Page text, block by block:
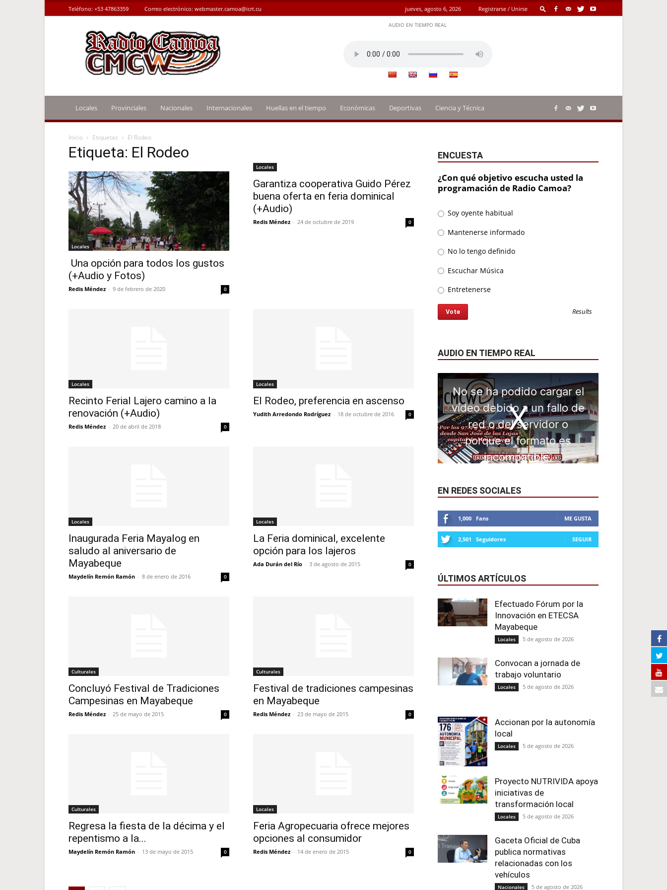
jueves, agosto 6, 2026 Registrarse / Unirse
Teléfono: +53 47863359 Correo electrónico: webmaster.camoa@icrt.cu
Radio
Camoa
AUDIO EN TIEMPO REAL
Locales Provinciales Nacionales Internacionales Huellas en el tiempo Económicas Deportivas Ciencia y Técnica
Inicio Etiquetas El Rodeo
Etiqueta: El Rodeo
Locales
Una opción para todos los gustos
(+Audio y Fotos)
Redis Méndez - 9 de febrero de 2020 0
Locales
Garantiza cooperativa Guido Pérez
buena oferta en feria dominical
(+Audio)
Redis Méndez - 24 de octubre de 2019 0
Locales
Recinto Ferial Lajero camino a la
renovación (+Audio)
Redis Méndez - 20 de abril de 2018 0
Locales
El Rodeo, preferencia en ascenso
Yudith Arredondo Rodríguez - 18 de octubre de 2016 0
Locales
Inaugurada Feria Mayalog en
saludo al aniversario de
Mayabeque
Maydelín Remón Ramón - 8 de enero de 2016 0
Locales
La Feria dominical, excelente
opción para los lajeros
Ada Durán del Río - 3 de agosto de 2015 0
Culturales
Concluyó Festival de Tradiciones
Campesinas en Mayabeque
Redis Méndez - 25 de mayo de 2015 0
Culturales
Festival de tradiciones campesinas
en Mayabeque
Redis Méndez - 23 de mayo de 2015 0
Culturales
Regresa la fiesta de la décima y el
repentismo a la...
Maydelín Remón Ramón - 13 de mayo de 2015 0
Locales
Feria Agropecuaria ofrece mejores
opciones al consumidor
Redis Méndez - 14 de enero de 2015 0
ENCUESTA
¿Con qué objetivo escucha usted la
programación de Radio Camoa?
Soy oyente habitual
Mantenerse informado
No lo tengo definido
Escuchar Música
Entretenerse
Results
AUDIO EN TIEMPO REAL
EN REDES SOCIALES
1,000 Fans ME GUSTA
2,501 Seguidores SEGUIR
ÚLTIMOS ARTÍCULOS
Efectuado Fórum por la
Innovación en ETECSA
Mayabeque
Locales 5 de agosto de 2026
Convocan a jornada de
trabajo voluntario
Locales 5 de agosto de 2026
Accionan por la autonomía
local
Locales 5 de agosto de 2026
Proyecto NUTRIVIDA apoya
iniciativas de
transformación local
Locales 5 de agosto de 2026
Gaceta Oficial de Cuba
publica normativas
relacionadas con los
vehículos
Nacionales 5 de agosto de 2026